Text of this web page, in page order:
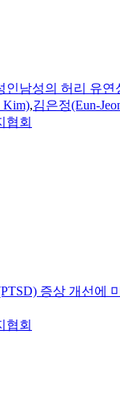
인남성의 허리 유연
Kim),김은정(Eun-
협회
증상 개선에
협회